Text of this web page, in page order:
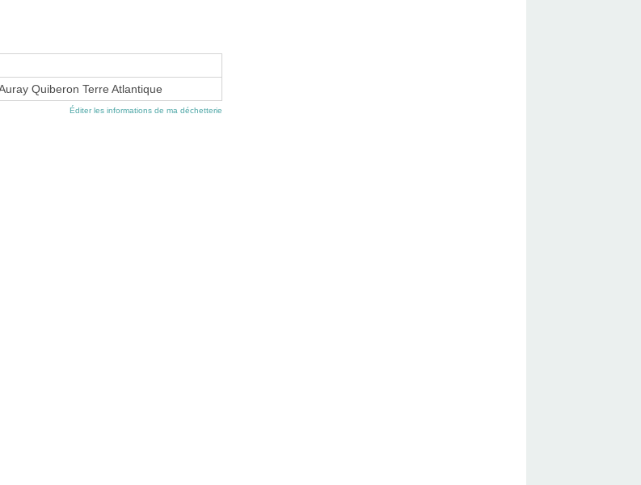
Quiberon Terre Atlantique
Éditer les informations de ma déchetterie